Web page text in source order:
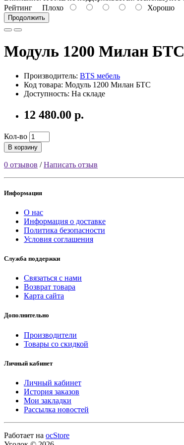
Рейтинг Плохо Хорошо
Продолжить
Модуль 1200 Милан БТС
Производитель: BTS мебель
Код товара: Модуль 1200 Милан БТС
Доступность: На складе
12 480.00 р.
Кол-во
В корзину
0 отзывов /Написать отзыв
Информация
О нас
Информация о доставке
Политика безопасности
Условия соглашения
Служба поддержки
Связаться с нами
Возврат товара
Карта сайта
Дополнительно
Производители
Товары со скидкой
Личный кабинет
Личный кабинет
История заказов
Мои закладки
Рассылка новостей
Работает на ocStore